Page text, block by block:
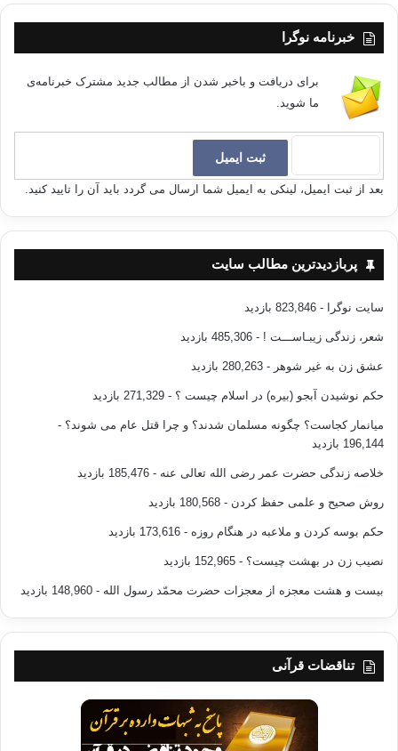
خبرنامه نوگرا
برای دریافت و باخبر شدن از مطالب جدید مشترک خبرنامه‌ی
ما شوید.
بعد از ثبت ایمیل، لینکی به ایمیل شما ارسال می گردد باید آن را تایید کنید.
پربازدیدترین مطالب سایت
سایت نوگرا - 823,846 بازدید
شعر، زندگی زیبـاســـت ! - 485,306 بازدید
عشق زن به غیر شوهر - 280,263 بازدید
حکم نوشیدن آبجو (بیره) در اسلام چیست ؟ - 271,329 بازدید
میانمار کجاست؟ چگونه مسلمان شدند؟ و چرا قتل عام می شوند؟ -
196,144 بازدید
خلاصه زندگی حضرت عمر رضی الله تعالی عنه - 185,476 بازدید
روش صحیح و علمی حفظ کردن - 180,568 بازدید
حکم بوسه کردن و ملاعبه در هنگام روزه - 173,616 بازدید
نصیب زن در بهشت چیست؟ - 152,965 بازدید
بیست و هشت معجزه از معجزات حضرت محمّد رسول الله - 148,960 بازدید
تناقضات قرآنی